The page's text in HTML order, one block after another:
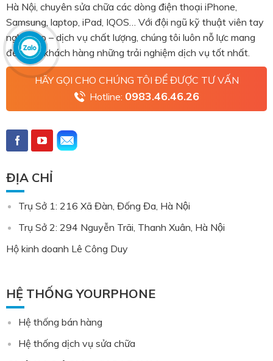
Hà Nội, chuyên sửa chữa các dòng điện thoại iPhone,
Samsung, laptop, iPad, IQOS… Với đội ngũ kỹ thuật viên tay
nghề cao – dịch vụ chất lượng, chúng tôi luôn nỗ lực mang
đến cho khách hàng những trải nghiệm dịch vụ tốt nhất.
HÃY GỌI CHO CHÚNG TÔI ĐỂ ĐƯỢC TƯ VẤN
Hotline: 0983.46.46.26
ĐỊA CHỈ
Trụ Sở 1: 216 Xã Đàn, Đống Đa, Hà Nội
Trụ Sở 2: 294 Nguyễn Trãi, Thanh Xuân, Hà Nội
Hộ kinh doanh Lê Công Duy
HỆ THỐNG YOURPHONE
Hệ thống bán hàng
Hệ thống dịch vụ sửa chữa